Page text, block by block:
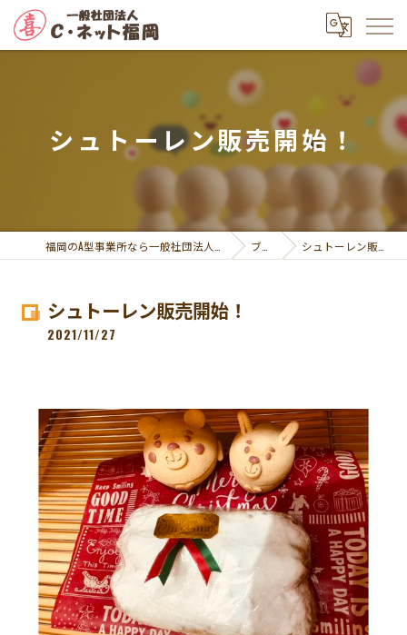
シュトーレン販売開始！
ブログ シュトーレン販売開始！
シュトーレン販売開始！
2021/11/27